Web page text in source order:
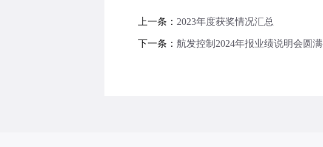
上一条： 2023年度获奖情况汇总
下一条： 航发控制2024年报业绩说明会圆